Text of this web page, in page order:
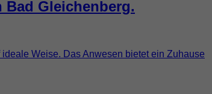
Gleichenberg.
Weise. Das Anwesen bietet ein Zuhause